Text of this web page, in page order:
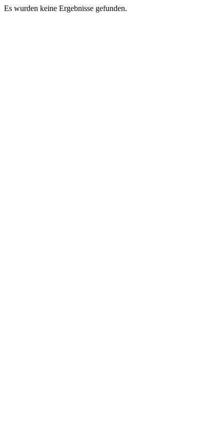
Es wurden keine Ergebnisse gefunden.